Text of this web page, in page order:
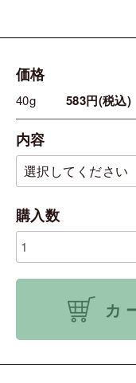
価格
40g 583円(税込)
内容
購入数
カ